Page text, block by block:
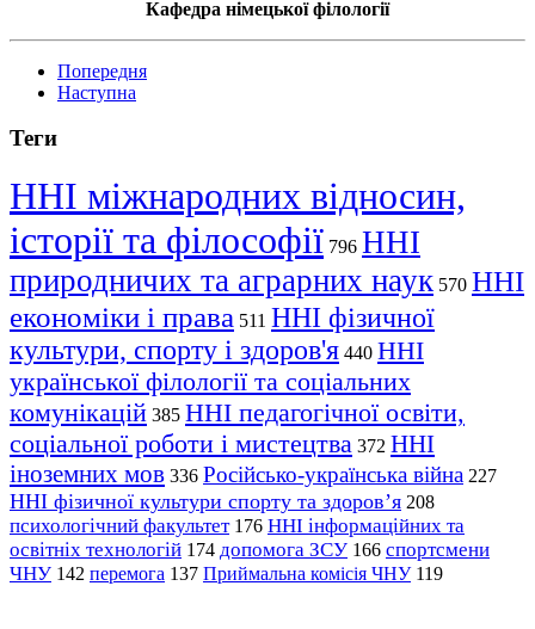
Кафедра німецької філології
Попередня
Наступна
Теги
ННІ міжнародних відносин,
історії та філософії 796 ННІ
природничих та аграрних наук 570 ННІ
економіки і права 511 ННІ фізичної
культури, спорту і здоров'я 440 ННІ
української філології та соціальних
комунікацій 385 ННІ педагогічної освіти,
соціальної роботи і мистецтва 372 ННІ
іноземних мов 336 Російсько-українська війна 227
ННІ фізичної культури спорту та здоров’я 208
психологічний факультет 176 ННІ інформаційних та
освітніх технологій 174 допомога ЗСУ 166 спортсмени
ЧНУ 142 перемога 137 Приймальна комісія ЧНУ 119